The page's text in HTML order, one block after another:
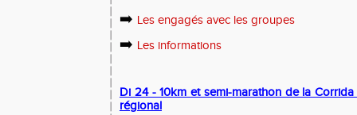
➡️ Les engagés avec les groupes
➡️ Les informations
Di 24 - 10km et semi-marathon de la
régional